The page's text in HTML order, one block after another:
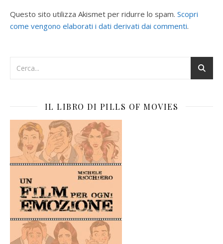
Questo sito utilizza Akismet per ridurre lo spam. Scopri
come vengono elaborati i dati derivati dai commenti.
IL LIBRO DI PILLS OF MOVIES